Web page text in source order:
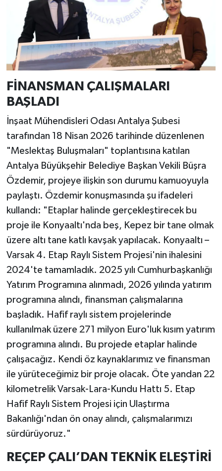
FİNANSMAN ÇALIŞMALARI
BAŞLADI
İnşaat Mühendisleri Odası Antalya Şubesi
tarafından 18 Nisan 2026 tarihinde düzenlenen
"Meslektaş Buluşmaları" toplantısına katılan
Antalya Büyükşehir Belediye Başkan Vekili Büşra
Özdemir, projeye ilişkin son durumu kamuoyuyla
paylaştı. Özdemir konuşmasında şu ifadeleri
kullandı: "Etaplar halinde gerçekleştirecek bu
proje ile Konyaaltı'nda beş, Kepez bir tane olmak
üzere altı tane katlı kavşak yapılacak. Konyaaltı –
Varsak 4. Etap Raylı Sistem Projesi'nin ihalesini
2024'te tamamladık. 2025 yılı Cumhurbaşkanlığı
Yatırım Programına alınmadı, 2026 yılında yatırım
programına alındı, finansman çalışmalarına
başladık. Hafif raylı sistem projelerinde
kullanılmak üzere 271 milyon Euro'luk kısım yatırım
programına alındı. Bu projede etaplar halinde
çalışacağız. Kendi öz kaynaklarımız ve finansman
ile yürüteceğimiz bir proje olacak. Öte yandan 22
kilometrelik Varsak-Lara-Kundu Hattı 5. Etap
Hafif Raylı Sistem Projesi için Ulaştırma
Bakanlığı'ndan ön onay alındı, çalışmalarımızı
sürdürüyoruz."
REÇEP ÇALI’DAN TEKNİK ELEŞTİRİ